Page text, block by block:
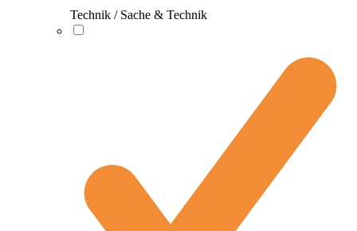
Technik / Sache & Technik